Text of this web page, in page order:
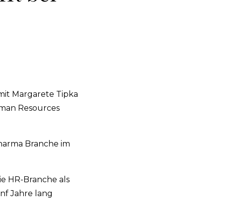
Margarete Tipka
Resources
Branche im
HR-Branche als
Jahre lang